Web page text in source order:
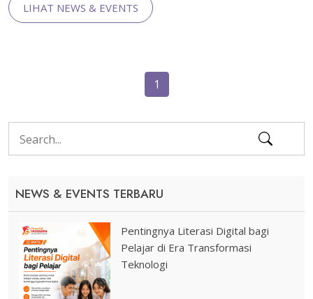
LIHAT NEWS & EVENTS
1
NEWS & EVENTS TERBARU
Pentingnya Literasi Digital bagi
Pelajar di Era Transformasi
Teknologi